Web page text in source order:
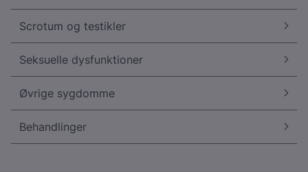
Scrotum og testikler
Seksuelle dysfunktioner
Øvrige sygdomme
Behandlinger